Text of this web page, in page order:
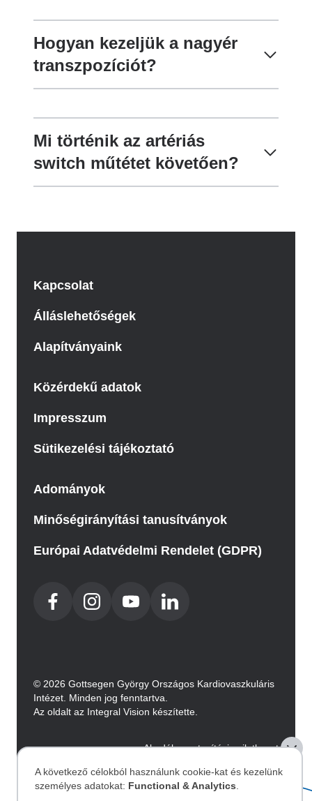
Hogyan kezeljük a nagyér
transzpozíciót?
Mi történik az artériás
switch műtétet követően?
Kapcsolat
Álláslehetőségek
Alapítványaink
Közérdekű adatok
Impresszum
Sütikezelési tájékoztató
Adományok
Minőségirányítási tanusítványok
Európai Adatvédelmi Rendelet (GDPR)
© 2026 Gottsegen György Országos Kardiovaszkuláris
Intézet. Minden jog fenntartva.
Az oldalt az Integral Vision készítette.
Akadálymentesítési nyilatkozat
Image
A következő célokból használunk cookie-kat és kezelünk
személyes adatokat: Functional & Analytics